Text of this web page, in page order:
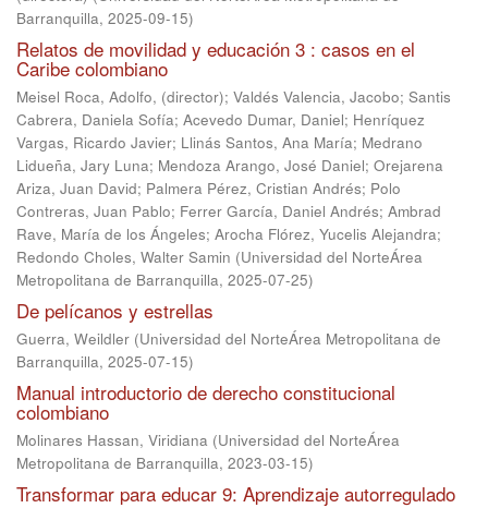
Barranquilla, 2025-09-15)
Relatos de movilidad y educación 3 : casos en el
Caribe colombiano
Meisel Roca, Adolfo, (director); Valdés Valencia, Jacobo; Santis
Cabrera, Daniela Sofía; Acevedo Dumar, Daniel; Henríquez
Vargas, Ricardo Javier; Llinás Santos, Ana María; Medrano
Lidueña, Jary Luna; Mendoza Arango, José Daniel; Orejarena
Ariza, Juan David; Palmera Pérez, Cristian Andrés; Polo
Contreras, Juan Pablo; Ferrer García, Daniel Andrés; Ambrad
Rave, María de los Ángeles; Arocha Flórez, Yucelis Alejandra;
Redondo Choles, Walter Samin (Universidad del NorteÁrea
Metropolitana de Barranquilla, 2025-07-25)
De pelícanos y estrellas
Guerra, Weildler (Universidad del NorteÁrea Metropolitana de
Barranquilla, 2025-07-15)
Manual introductorio de derecho constitucional
colombiano
Molinares Hassan, Viridiana (Universidad del NorteÁrea
Metropolitana de Barranquilla, 2023-03-15)
Transformar para educar 9: Aprendizaje autorregulado